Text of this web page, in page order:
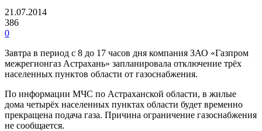
21.07.2014
386
0
Завтра в период с 8 до 17 часов дня компания ЗАО «Газпром
межрегионгаз Астрахань» запланировала отключение трёх
населенных пунктов области от газоснабжения.
По информации МЧС по Астраханской области, в жилые
дома четырёх населенных пунктах области будет временно
прекращена подача газа. Причина ограничение газоснабжения
не сообщается.